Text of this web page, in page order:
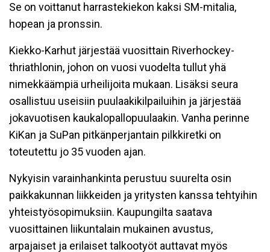
Se on voittanut harrastekiekon kaksi SM-mitalia,
hopean ja pronssin.
Kiekko-Karhut järjestää vuosittain Riverhockey-
thriathlonin, johon on vuosi vuodelta tullut yhä
nimekkäämpiä urheilijoita mukaan. Lisäksi seura
osallistuu useisiin puulaakikilpailuihin ja järjestää
jokavuotisen kaukalopallopuulaakin. Vanha perinne
KiKan ja SuPan pitkänperjantain pilkkiretki on
toteutettu jo 35 vuoden ajan.
Nykyisin varainhankinta perustuu suurelta osin
paikkakunnan liikkeiden ja yritysten kanssa tehtyihin
yhteistyösopimuksiin. Kaupungilta saatava
vuosittainen liikuntalain mukainen avustus,
arpajaiset ja erilaiset talkootyöt auttavat myös